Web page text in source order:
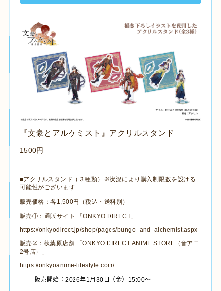
『文豪とアルケミスト』アクリルスタンド
1500円
■アクリルスタンド（ ３種類）※状況により購入制限数を設ける
可能性がございます
販売価格：各1,500円（税込・送料別）
販売①：通販サイト 「ONKYO DIRECT」
https://onkyodirect.jp/shop/pages/bungo_and_alchemist.aspx
販売② ：秋葉原店舗 「ONKYO DIRECT ANIME STORE（音アニ
2号店）」
https://onkyoanime-lifestyle.com/
販売開始：2026年1月30日（金）15:00～